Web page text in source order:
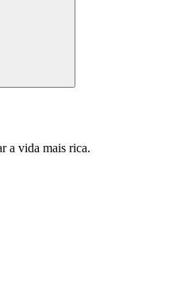
a vida mais rica.